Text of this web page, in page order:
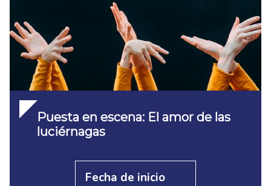
Puesta en escena: El amor de las
luciérnagas
Fecha de inicio